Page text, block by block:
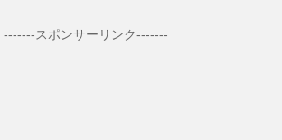
-------スポンサーリンク-------